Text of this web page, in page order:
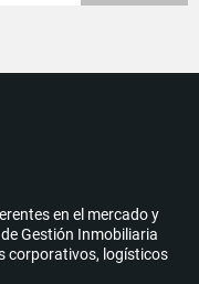
en el mercado y
Gestión Inmobiliaria
corporativos, logísticos